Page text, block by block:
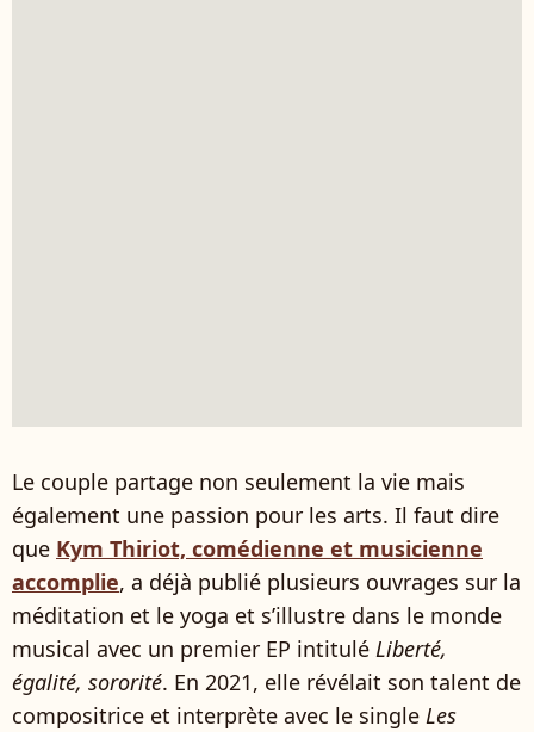
Le couple partage non seulement la vie mais
également une passion pour les arts. Il faut dire
que Kym Thiriot, comédienne et musicienne
accomplie, a déjà publié plusieurs ouvrages sur la
méditation et le yoga et s’illustre dans le monde
musical avec un premier EP intitulé Liberté,
égalité, sororité. En 2021, elle révélait son talent de
compositrice et interprète avec le single Les